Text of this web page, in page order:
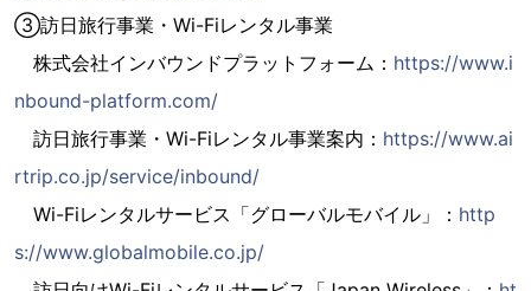
③訪日旅行事業・Wi-Fiレンタル事業
株式会社インバウンドプラットフォーム： https://www.i
nbound-platform.com/
訪日旅行事業・Wi-Fiレンタル事業案内： https://www.ai
rtrip.co.jp/service/inbound/
Wi-Fiレンタルサービス「グローバルモバイル」： http
s://www.globalmobile.co.jp/